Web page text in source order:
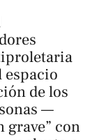
espacio
de los
—
grave” con